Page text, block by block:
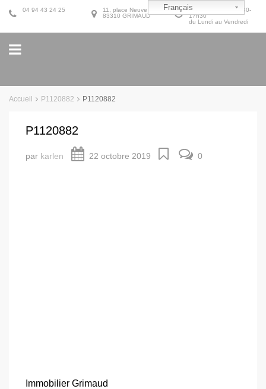
9h30-12h30 et 14h30-
17h30
du Lundi au Vendredi
11, place Neuve
83310 GRIMAUD
04 94 43 24 25
Accueil P1120882 P1120882
P1120882
par karlen 22 octobre 2019 0
Immobilier Grimaud
Français